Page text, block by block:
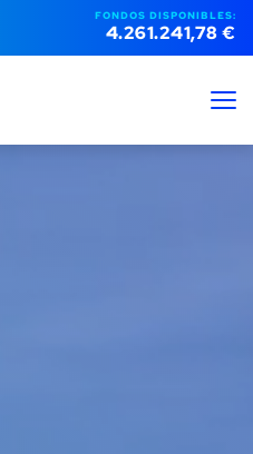
FONDOS DISPONIBLES:
4.261.241,78 €